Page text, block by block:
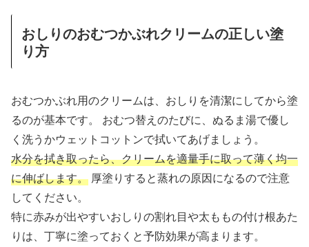
おしりのおむつかぶれクリームの正しい塗
り方
おむつかぶれ用のクリームは、おしりを清潔にしてから塗
るのが基本です。 おむつ替えのたびに、ぬるま湯で優し
く洗うかウェットコットンで拭いてあげましょう。
水分を拭き取ったら、クリームを適量手に取って薄く均一
に伸ばします。 厚塗りすると蒸れの原因になるので注意
してください。
特に赤みが出やすいおしりの割れ目や太ももの付け根あた
りは、丁寧に塗っておくと予防効果が高まります。